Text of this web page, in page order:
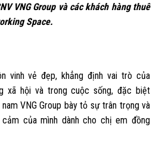
VNG Group và các khách hàng thuê
Space.
vinh vẻ đẹp, khẳng định vai trò của
xã hội và trong cuộc sống, đặc biệt
VNG Group bày tỏ sự trân trọng và
của mình dành cho chị em đồng